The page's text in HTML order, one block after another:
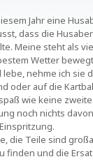
Jahr eine
dass die
Meine steht als
Wetter
nehme ich sie
oder auf die
wie keine
noch nichts
die Teile sind
finden und die